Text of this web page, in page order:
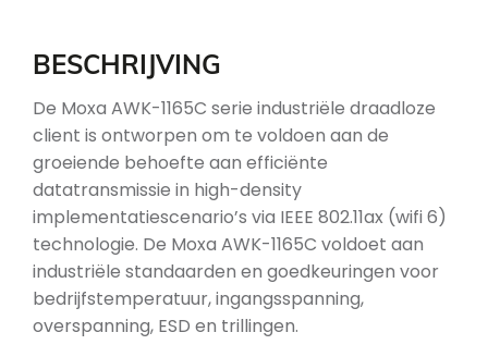
BESCHRIJVING
De Moxa AWK-1165C serie industriële draadloze
client is ontworpen om te voldoen aan de
groeiende behoefte aan efficiënte
datatransmissie in high-density
implementatiescenario’s via IEEE 802.11ax (wifi 6)
technologie. De Moxa AWK-1165C voldoet aan
industriële standaarden en goedkeuringen voor
bedrijfstemperatuur, ingangsspanning,
overspanning, ESD en trillingen.